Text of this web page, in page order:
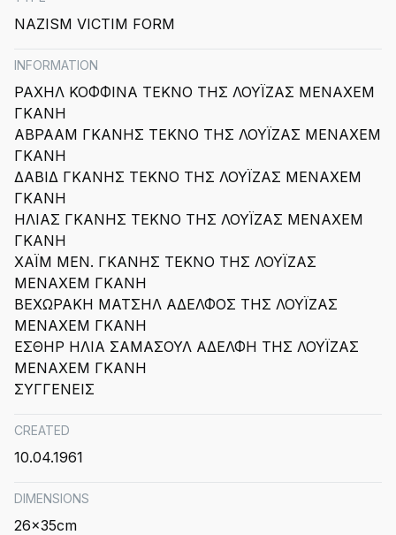
NAZISM VICTIM FORM
INFORMATION
ΡΑΧΗΛ ΚΟΦΦΙΝΑ ΤΕΚΝΟ ΤΗΣ ΛΟΥΪΖΑΣ ΜΕΝΑΧΕΜ
ΓΚΑΝΗ
ΑΒΡΑΑΜ ΓΚΑΝΗΣ ΤΕΚΝΟ ΤΗΣ ΛΟΥΪΖΑΣ ΜΕΝΑΧΕΜ
ΓΚΑΝΗ
ΔΑΒΙΔ ΓΚΑΝΗΣ ΤΕΚΝΟ ΤΗΣ ΛΟΥΪΖΑΣ ΜΕΝΑΧΕΜ
ΓΚΑΝΗ
ΗΛΙΑΣ ΓΚΑΝΗΣ ΤΕΚΝΟ ΤΗΣ ΛΟΥΪΖΑΣ ΜΕΝΑΧΕΜ
ΓΚΑΝΗ
ΧΑΪΜ ΜΕΝ. ΓΚΑΝΗΣ ΤΕΚΝΟ ΤΗΣ ΛΟΥΪΖΑΣ
ΜΕΝΑΧΕΜ ΓΚΑΝΗ
ΒΕΧΩΡΑΚΗ ΜΑΤΣΗΛ ΑΔΕΛΦΟΣ ΤΗΣ ΛΟΥΪΖΑΣ
ΜΕΝΑΧΕΜ ΓΚΑΝΗ
ΕΣΘΗΡ ΗΛΙΑ ΣΑΜΑΣΟΥΛ ΑΔΕΛΦΗ ΤΗΣ ΛΟΥΪΖΑΣ
ΜΕΝΑΧΕΜ ΓΚΑΝΗ
ΣΥΓΓΕΝΕΙΣ
CREATED
10.04.1961
DIMENSIONS
26x35cm